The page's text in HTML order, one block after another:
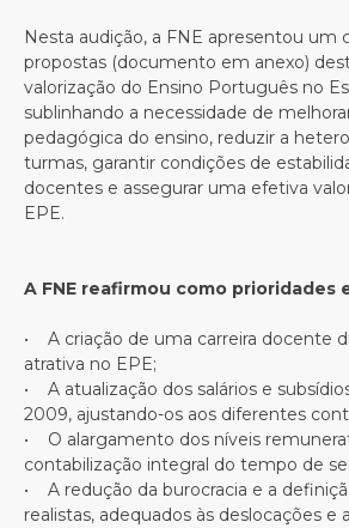
Nesta audição, a FNE apresentou um
propostas (documento em anexo)
valorização do Ensino Português no
sublinhando a necessidade de
pedagógica do ensino, reduzir a
turmas, garantir condições de
docentes e assegurar uma efetiva
EPE.
A FNE reafirmou como prioridades
• A criação de uma carreira docente
atrativa no EPE;
• A atualização dos salários e
2009, ajustando-os aos diferentes
• O alargamento dos níveis
contabilização integral do tempo de
• A redução da burocracia e a
realistas, adequados às deslocações e